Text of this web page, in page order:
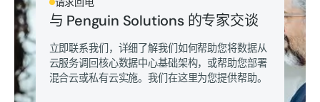
与 Penguin Solutions 的专家交谈
立即联系我们，详细了解我们如何帮助您将数据从
云服务调回核心数据中心基础架构，或帮助您部署
混合云或私有云实施。我们在这里为您提供帮助。